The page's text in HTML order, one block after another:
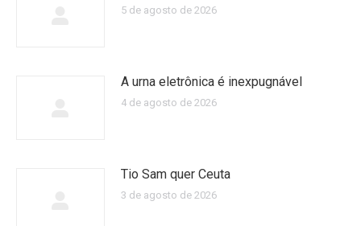
5 de agosto de 2026
A urna eletrônica é inexpugnável
4 de agosto de 2026
Tio Sam quer Ceuta
3 de agosto de 2026